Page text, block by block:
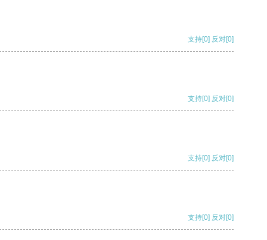
支持[0] 反对[0]
支持[0] 反对[0]
支持[0] 反对[0]
支持[0] 反对[0]